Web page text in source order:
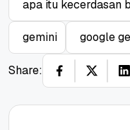
apa itu kecerdasan
gemini google
Share: